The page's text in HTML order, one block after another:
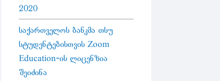
2020
საქართველოს ბანკმა თსუ
სტუდენტებისთვის Zoom
Education-ის ლიცენზია
შეიძინა